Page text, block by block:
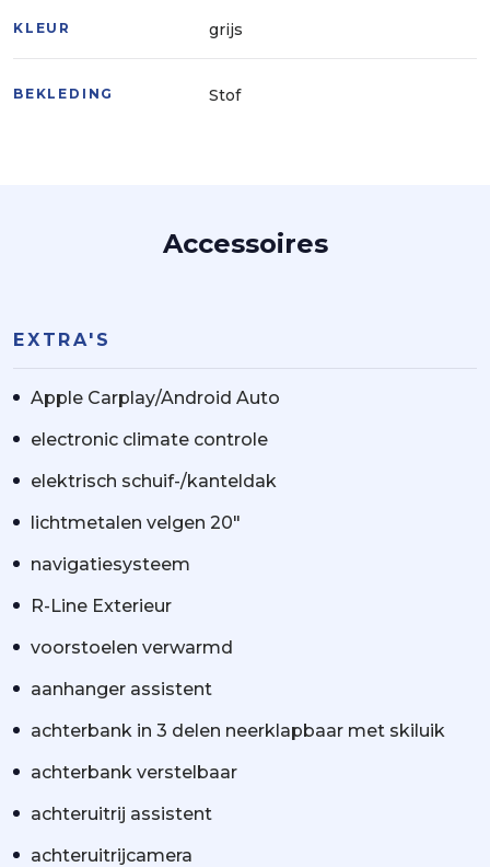
KLEUR grijs
BEKLEDING Stof
Accessoires
EXTRA'S
Apple Carplay/Android Auto
electronic climate controle
elektrisch schuif-/kanteldak
lichtmetalen velgen 20"
navigatiesysteem
R-Line Exterieur
voorstoelen verwarmd
aanhanger assistent
achterbank in 3 delen neerklapbaar met skiluik
achterbank verstelbaar
achteruitrij assistent
achteruitrijcamera